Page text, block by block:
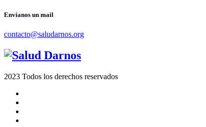
Envianos un mail
contacto@saludarnos.org
2023 Todos los derechos reservados